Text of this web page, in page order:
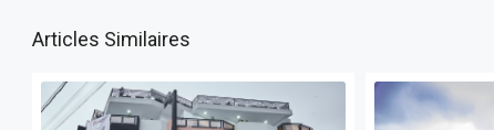
Articles Similaires